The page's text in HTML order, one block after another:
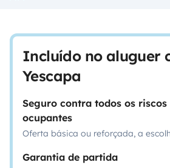
Incluído no aluguer
Yescapa
Seguro contra todos os
ocupantes
Oferta básica ou reforçada, a
Garantia de partida